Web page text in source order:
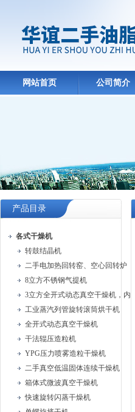
网站首页 公司简介
产品目录
各式干燥机
转鼓结晶机
二手电加热回转窑、空心回转炉
8立方不锈钢气提机
3立方全开式动态真空干燥机，内
工业蒸汽列管旋转滚筒烘干机
全开式动态真空干燥机
干法辊压造粒机
YPG压力喷雾造粒干燥机
二手真空低温固体连续干燥机
箱体式微波真空干燥机
快速旋转闪蒸干燥机